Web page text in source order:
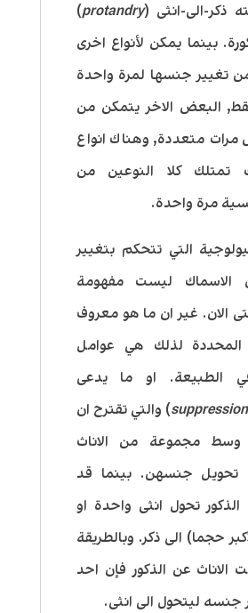
ذكر-الى-انثى (protandry
)
بينما يمكن لأنواع اخرى
تغيير جنسها لمرة واحدة
البعض الاخر يتمكن من
مرات متعددة, وهناك انواع
تمتلك كلا النوعين من
مرة واحدة.
التي تتحكم بتغيير
الاسماك ليست مفهومة
الان. غير ان ما هو معروف
المحددة لذلك هي عوامل
الطبيعة. او ما يدعى
) والتي تقترح ان
وسط مجموعة من الاناث
جنسهن. بينما قد
تحول انثى واحدة او
حجما) الى ذكر. وبالطريقة
الاناث عن الذكور فإن احد
جنسه ليتحول الى انثى.